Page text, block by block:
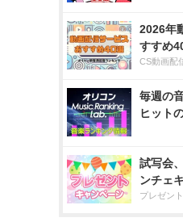
2026年
すすめ
CS動画配
毎週の
ヒット
試写会
ンチェ
プレゼン